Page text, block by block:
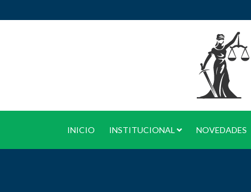
INICIO INSTITUCIONAL NOVEDADES